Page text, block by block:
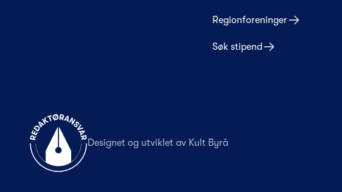
Regionforeninger
Søk stipend
Til forsiden
Designet og utviklet av Kult Byrå